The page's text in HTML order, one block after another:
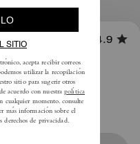
4.9